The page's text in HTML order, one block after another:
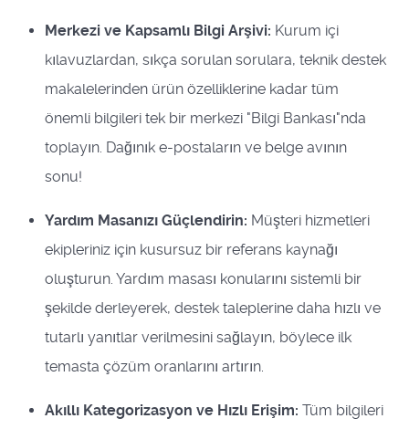
Merkezi ve Kapsamlı Bilgi Arşivi: Kurum içi
kılavuzlardan, sıkça sorulan sorulara, teknik destek
makalelerinden ürün özelliklerine kadar tüm
önemli bilgileri tek bir merkezi "Bilgi Bankası"nda
toplayın. Dağınık e-postaların ve belge avının
sonu!
Yardım Masanızı Güçlendirin: Müşteri hizmetleri
ekipleriniz için kusursuz bir referans kaynağı
oluşturun. Yardım masası konularını sistemli bir
şekilde derleyerek, destek taleplerine daha hızlı ve
tutarlı yanıtlar verilmesini sağlayın, böylece ilk
temasta çözüm oranlarını artırın.
Akıllı Kategorizasyon ve Hızlı Erişim: Tüm bilgileri